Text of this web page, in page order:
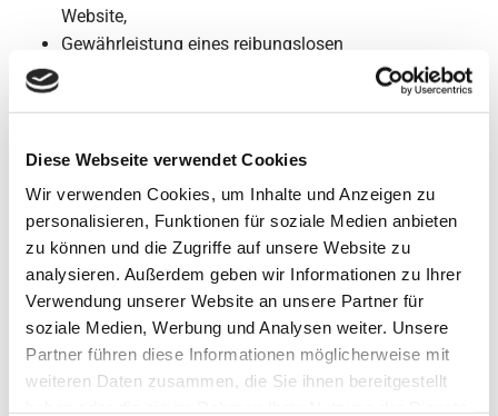
Diese Webseite verwendet Cookies
Wir verwenden Cookies, um Inhalte und Anzeigen zu
personalisieren, Funktionen für soziale Medien anbieten
zu können und die Zugriffe auf unsere Website zu
analysieren. Außerdem geben wir Informationen zu Ihrer
Verwendung unserer Website an unsere Partner für
soziale Medien, Werbung und Analysen weiter. Unsere
Partner führen diese Informationen möglicherweise mit
weiteren Daten zusammen, die Sie ihnen bereitgestellt
Website,
Gewährleistung eines reibungslosen
Auswertung der Systemsicherheit und -stabilität
zu weiteren administrativen Zwecken im Rahmen der
Vertragserfüllung oder zur Erfüllung gesetzlicher oder
aufsichtsbehördlicher Anforderungen an uns.
Die Verarbeitung beruht auf Art. 6 I lit. a DSGVO, wenn Sie
uns Ihre Einwilligung zu der Verarbeitung der sie
betreffenden personenbezogenen Daten für einen oder
mehrere bestimmte Zwecke gegeben haben.
Die Verarbeitung beruht auf Art. 6 I lit. b DSGVO, wenn die
Verarbeitung zur Erfüllung eines Vertrages dessen